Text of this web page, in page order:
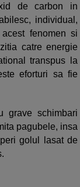
de carbon in
individual,
fenomen si
catre energie
transpus la
eforturi sa fie
grave schimbari
pagubele, insa
golul lasat de